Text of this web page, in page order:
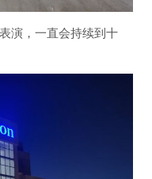
演，一直会持续到十